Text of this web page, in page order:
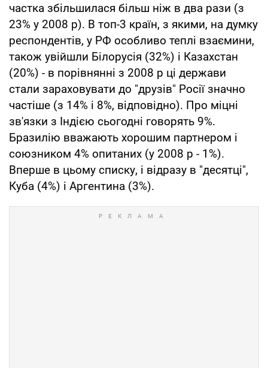
частка збільшилася більш ніж в два рази (з
23% у 2008 р). В топ-3 країн, з якими, на думку
респондентів, у РФ особливо теплі взаємини,
також увійшли Білорусія (32%) і Казахстан
(20%) - в порівнянні з 2008 р ці держави
стали зараховувати до "друзів" Росії значно
частіше (з 14% і 8%, відповідно). Про міцні
зв'язки з Індією сьогодні говорять 9%.
Бразилію вважають хорошим партнером і
союзником 4% опитаних (у 2008 р - 1%).
Вперше в цьому списку, і відразу в "десятці",
Куба (4%) і Аргентина (3%).